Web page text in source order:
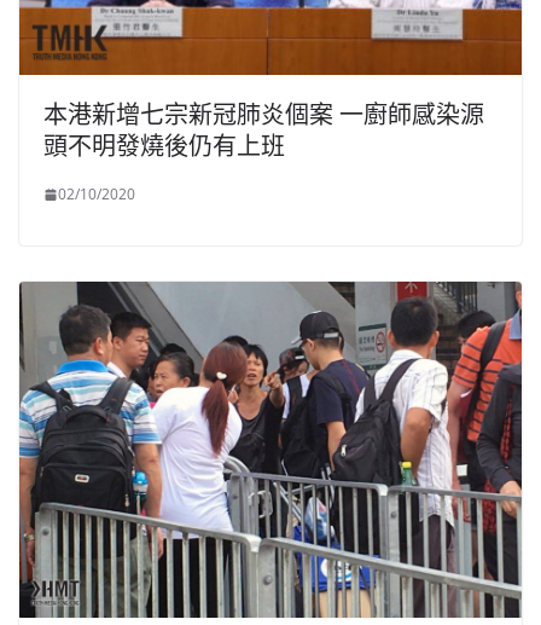
本港新增七宗新冠肺炎個案 一廚師感染源
頭不明發燒後仍有上班
02/10/2020